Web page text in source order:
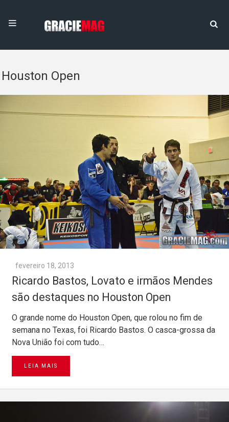
Houston Open
fevereiro 18, 2013
Ricardo Bastos, Lovato e irmãos Mendes
O grande nome do Houston Open, que rolou no fim de
semana no Texas, foi Ricardo Bastos. O casca-grossa da
Nova União foi com tudo…
LEIA MAIS